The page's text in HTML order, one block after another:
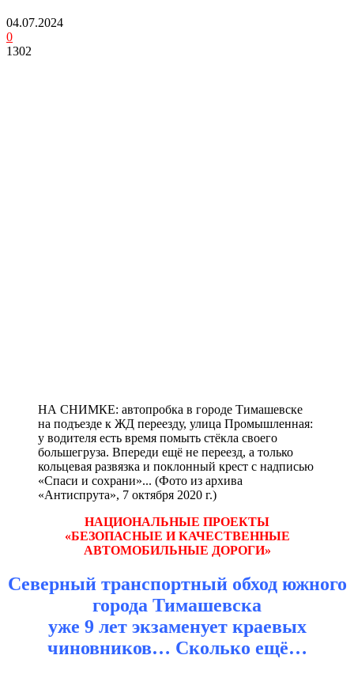
04.07.2024
0
1302
НА СНИМКЕ: автопробка в городе Тимашевске
на подъезде к ЖД переезду, улица Промышленная:
у водителя есть время помыть стёкла своего
большегруза. Впереди ещё не переезд, а только
кольцевая развязка и поклонный крест с надписью
«Спаси и сохрани»... (Фото из архива
«Антиспрута», 7 октября 2020 г.)
НАЦИОНАЛЬНЫЕ ПРОЕКТЫ
«БЕЗОПАСНЫЕ И КАЧЕСТВЕННЫЕ
АВТОМОБИЛЬНЫЕ ДОРОГИ»
Северный транспортный обход южного
города Тимашевска
уже 9 лет экзаменует краевых
чиновников… Сколько ещё…